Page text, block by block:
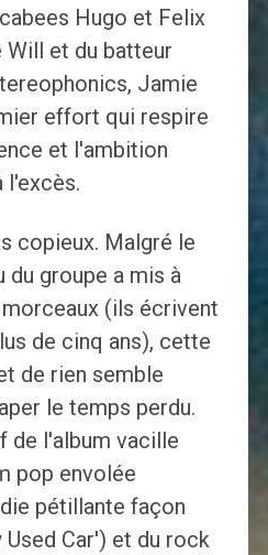
Hugo et Felix
Will et du batteur
Jamie
effort qui respire
et l'ambition
l'excès.
copieux. Malgré le
du groupe a mis à
(ils écrivent
de cinq ans), cette
de rien semble
le temps perdu.
de l'album vacille
pop envolée
pétillante façon
Car') et du rock